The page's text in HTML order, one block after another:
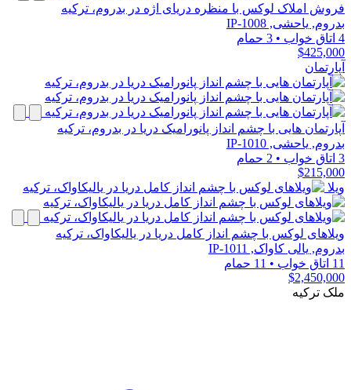
فروش املاک لوکس با منظره دریای اژه در بدروم، ترکیه
بدروم, یاحشی, IP-1008
4 اتاق خواب
• 3 حمام
$425,000
آپارتمان
آپارتمان هایی با چشم انداز پانورامیک دریا در بدروم، ترکیه
بدروم, یاحشی, IP-1010
3 اتاق خواب
• 2 حمام
$215,000
ویلا
ویلاهای لوکس با چشم انداز کامل دریا در یالیکاواک، ترکیه
بدروم, یالی کاواک, IP-1011
11 اتاق خواب
• 11 حمام
$2,450,000
ملک ترکیه